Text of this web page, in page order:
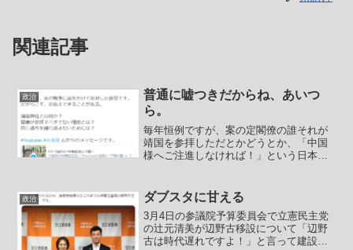
関連記事
政治
普通に嘘つきだからね、あいつ
ら。
毎年恒例ですが、案の定閣僚の誰それが
靖国を参拝しただとかどうとか、「中国
様へご注進しなければ！」という日本の
道は記者クラブ、マスゴミ仲間として産
経も参加しています。先日...
政治 ダブスタに甘える
3月4日の参議院予算委員会で立憲民主党
の辻元清美が辺野古移設について「辺野
古は時代遅れですよ！」と言って建設を